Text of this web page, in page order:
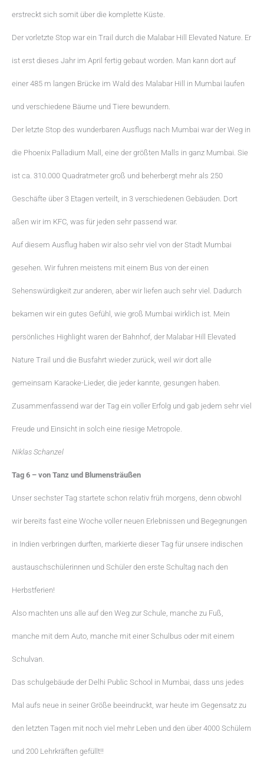
erstreckt sich somit über die komplette Küste.
Der vorletzte Stop war ein Trail durch die Malabar Hill Elevated Nature. Er
ist erst dieses Jahr im April fertig gebaut worden. Man kann dort auf
einer 485 m langen Brücke im Wald des Malabar Hill in Mumbai laufen
und verschiedene Bäume und Tiere bewundern.
Der letzte Stop des wunderbaren Ausflugs nach Mumbai war der Weg in
die Phoenix Palladium Mall, eine der größten Malls in ganz Mumbai. Sie
ist ca. 310.000 Quadratmeter groß und beherbergt mehr als 250
Geschäfte über 3 Etagen verteilt, in 3 verschiedenen Gebäuden. Dort
aßen wir im KFC, was für jeden sehr passend war.
Auf diesem Ausflug haben wir also sehr viel von der Stadt Mumbai
gesehen. Wir fuhren meistens mit einem Bus von der einen
Sehenswürdigkeit zur anderen, aber wir liefen auch sehr viel. Dadurch
bekamen wir ein gutes Gefühl, wie groß Mumbai wirklich ist. Mein
persönliches Highlight waren der Bahnhof, der Malabar Hill Elevated
Nature Trail und die Busfahrt wieder zurück, weil wir dort alle
gemeinsam Karaoke-Lieder, die jeder kannte, gesungen haben.
Zusammenfassend war der Tag ein voller Erfolg und gab jedem sehr viel
Freude und Einsicht in solch eine riesige Metropole.
Niklas Schanzel
Tag 6 – von Tanz und Blumensträußen
Unser sechster Tag startete schon relativ früh morgens, denn obwohl
wir bereits fast eine Woche voller neuen Erlebnissen und Begegnungen
in Indien verbringen durften, markierte dieser Tag für unsere indischen
austauschschülerinnen und Schüler den erste Schultag nach den
Herbstferien!
Also machten uns alle auf den Weg zur Schule, manche zu Fuß,
manche mit dem Auto, manche mit einer Schulbus oder mit einem
Schulvan.
Das schulgebäude der Delhi Public School in Mumbai, dass uns jedes
Mal aufs neue in seiner Größe beeindruckt, war heute im Gegensatz zu
den letzten Tagen mit noch viel mehr Leben und den über 4000 Schülern
und 200 Lehrkräften gefüllt!!